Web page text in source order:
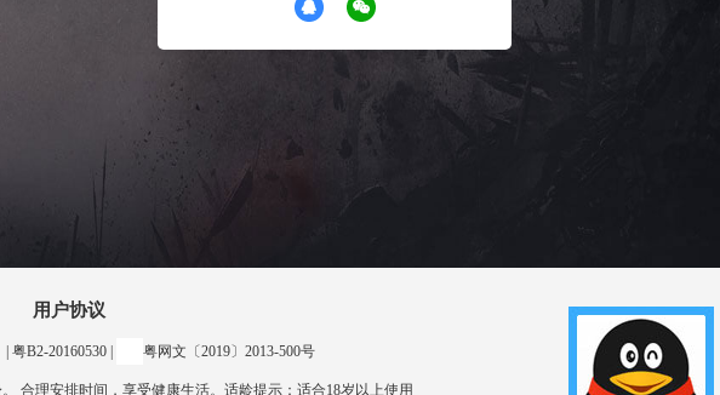
用户协议
| 粤B2-20160530 | 粤网文〔2019〕2013-500号
合理安排时间，享受健康生活。适龄提示：适合18岁以上使用